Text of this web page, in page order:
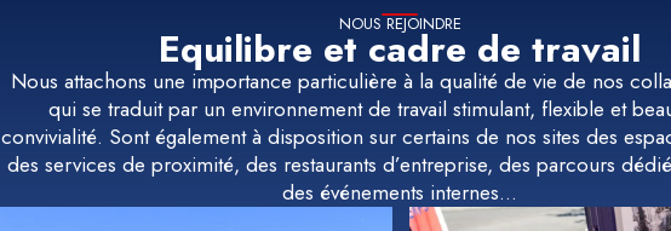
NOUS REJOINDRE
Equilibre et cadre de travail
Nous attachons une importance particulière à la qualité de vie de nos
qui se traduit par un environnement de travail stimulant, flexible et
convivialité. Sont également à disposition sur certains de nos sites des
des services de proximité, des restaurants d’entreprise, des parcours
des événements internes…